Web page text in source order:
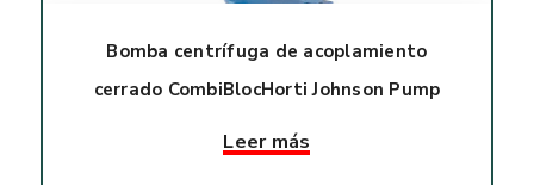
Bomba centrífuga de acoplamiento
cerrado CombiBlocHorti Johnson Pump
Leer más